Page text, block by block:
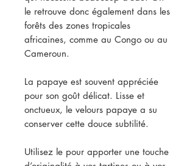
le retrouve donc également dans les
forêts des zones tropicales
africaines, comme au Congo ou au
Cameroun.
La papaye est souvent appréciée
pour son goût délicat. Lisse et
onctueux, le velours papaye a su
conserver cette douce subtilité.
Utilisez le pour apporter une touche